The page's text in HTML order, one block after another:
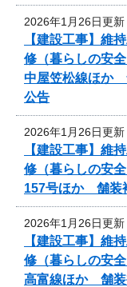
2026年1月26日更新
【建設工事】維
修（暮らしの安
中屋笠松線ほか
公告
2026年1月26日更新
【建設工事】維
修（暮らしの安
157号ほか 舗装
2026年1月26日更新
【建設工事】維
修（暮らしの安
高富線ほか 舗装